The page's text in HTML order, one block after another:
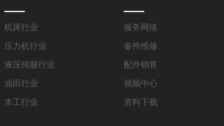
机床行业
压力机行业
液压伺服行业
油田行业
木工行业
服务网络
备件维修
配件销售
视频中心
资料下载